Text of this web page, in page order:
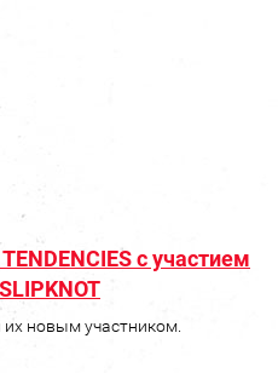
с участием
новым участником.